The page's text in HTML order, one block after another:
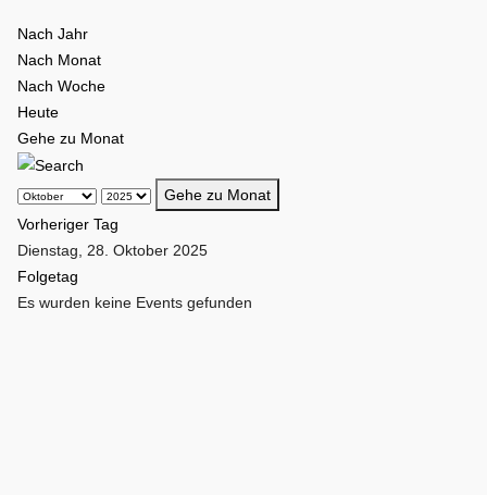
Nach Jahr
Nach Monat
Nach Woche
Heute
Gehe zu Monat
Gehe zu Monat
Vorheriger Tag
Dienstag, 28. Oktober 2025
Folgetag
Es wurden keine Events gefunden